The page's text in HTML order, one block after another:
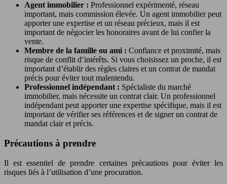
Agent immobilier : Professionnel expérimenté, réseau
important, mais commission élevée. Un agent immobilier peut
apporter une expertise et un réseau précieux, mais il est
important de négocier les honoraires avant de lui confier la
vente.
Membre de la famille ou ami : Confiance et proximité, mais
risque de conflit d’intérêts. Si vous choisissez un proche, il est
important d’établir des règles claires et un contrat de mandat
précis pour éviter tout malentendu.
Professionnel indépendant : Spécialiste du marché
immobilier, mais nécessite un contrat clair. Un professionnel
indépendant peut apporter une expertise spécifique, mais il est
important de vérifier ses références et de signer un contrat de
mandat clair et précis.
Précautions à prendre
Il est essentiel de prendre certaines précautions pour éviter les
risques liés à l’utilisation d’une procuration.